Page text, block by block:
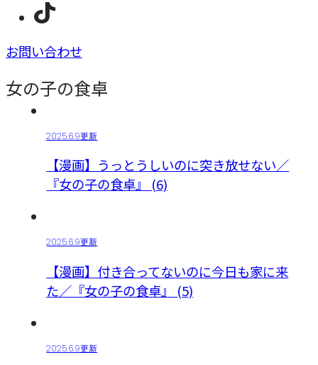
お問い合わせ
女の子の食卓
2025.6.9更新
【漫画】うっとうしいのに突き放せない／
『女の子の食卓』 (6)
2025.6.9更新
【漫画】付き合ってないのに今日も家に来
た／『女の子の食卓』 (5)
2025.6.9更新